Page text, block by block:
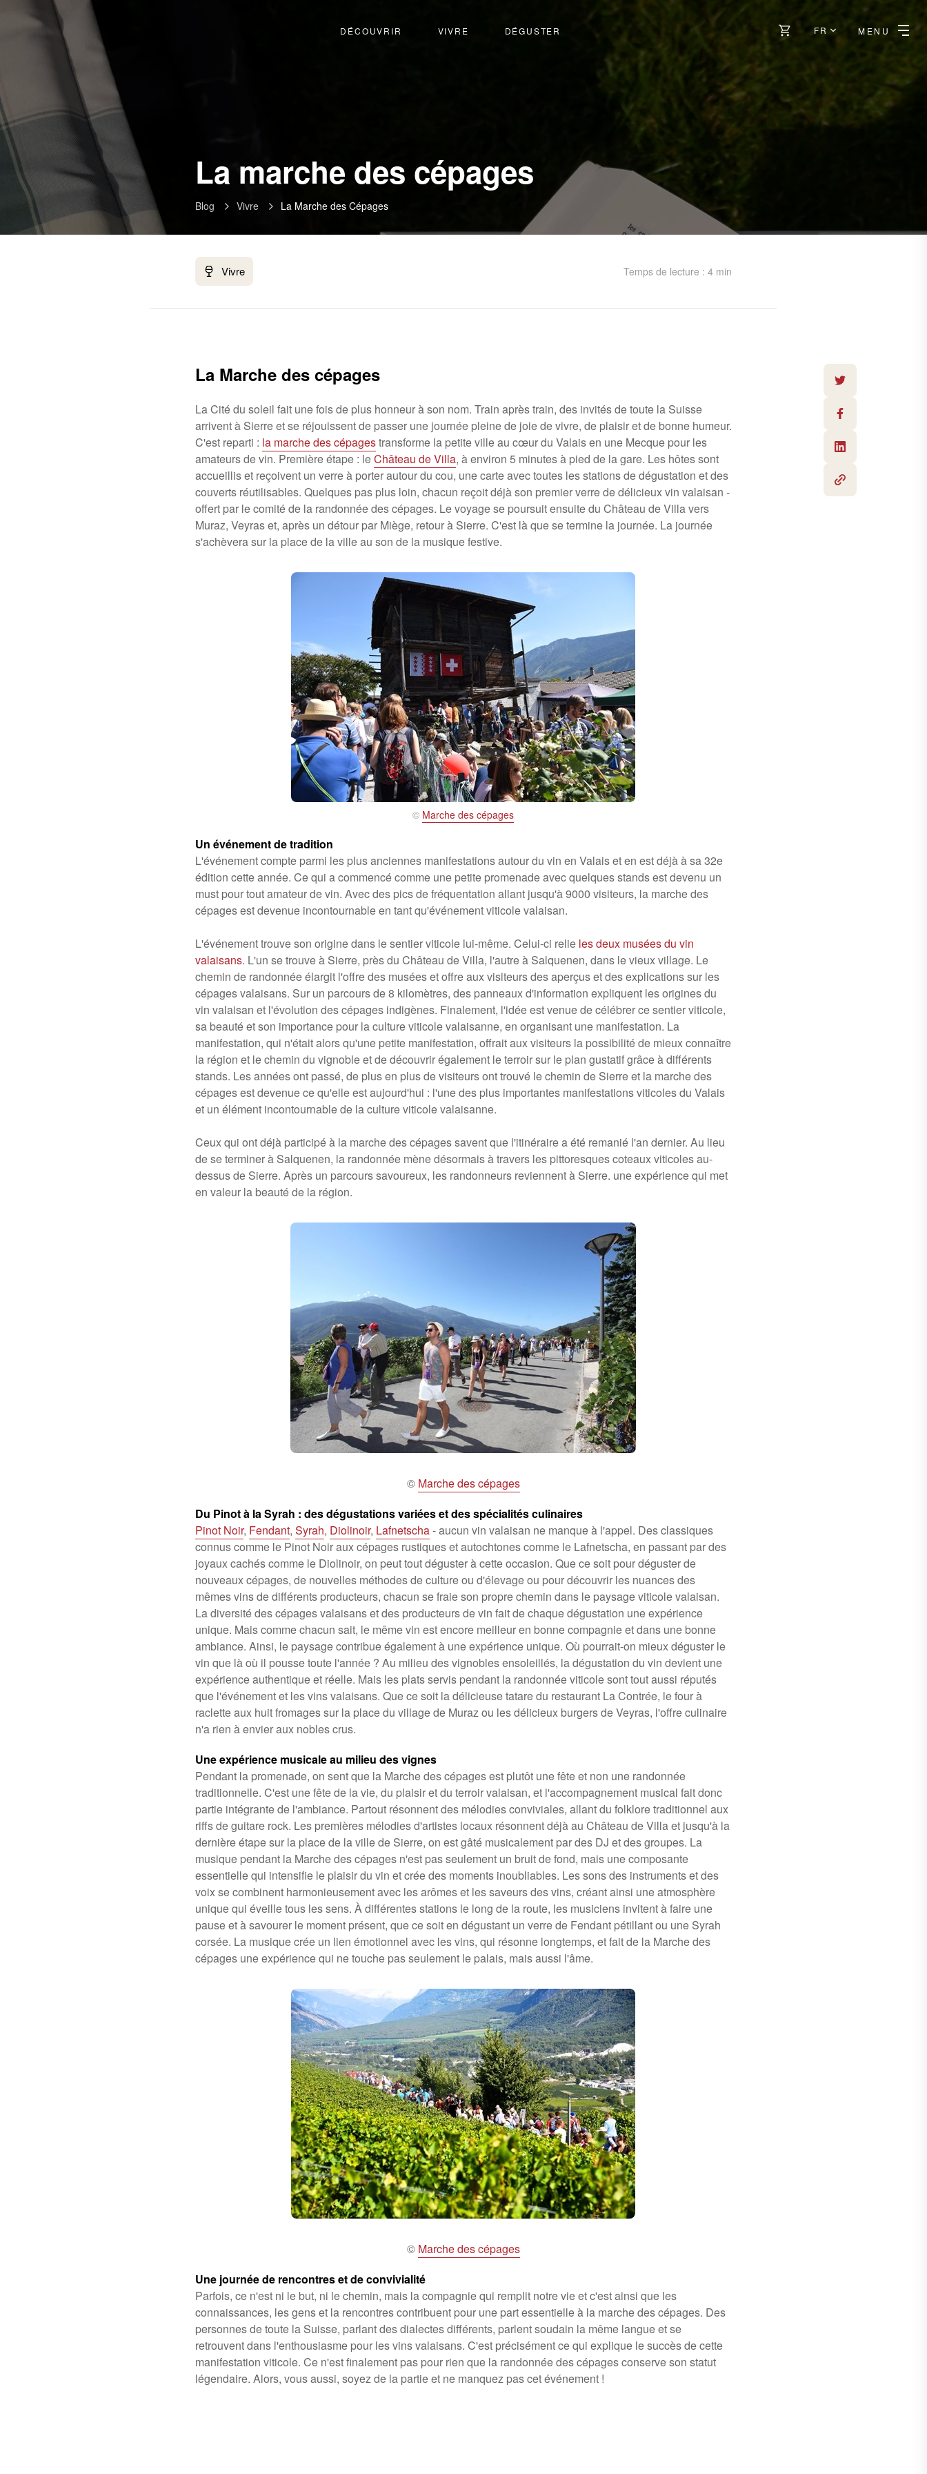
DÉCOUVRIR VIVRE DÉGUSTER FR MENU
La marche des cépages
Blog Vivre La Marche des Cépages
Vivre Temps de lecture : 4 min
La Marche des cépages
La Cité du soleil fait une fois de plus honneur à son nom. Train après train, des invités de toute la Suisse
arrivent à Sierre et se réjouissent de passer une journée pleine de joie de vivre, de plaisir et de bonne humeur.
C'est reparti : la marche des cépagestransforme la petite ville au cœur du Valais en une Mecque pour les
amateurs de vin. Première étape : leChâteau de Villa, à environ 5 minutes à pied de la gare. Les hôtes sont
accueillis et reçoivent un verre à porter autour du cou, une carte avec toutes les stations de dégustation et des
couverts réutilisables. Quelques pas plus loin, chacun reçoit déjà son premier verre de délicieux vin valaisan -
offert par le comité de la randonnée des cépages. Le voyage se poursuit ensuite du Château de Villa vers
Muraz, Veyras et, après un détour par Miège, retour à Sierre. C'est là que se termine la journée. La journée
s'achèvera sur la place de la ville au son de la musique festive.
© Marche des cépages
Un événement de tradition
L'événement compte parmi les plus anciennes manifestations autour du vin en Valais et en est déjà à sa 32e
édition cette année. Ce qui a commencé comme une petite promenade avec quelques stands est devenu un
must pour tout amateur de vin. Avec des pics de fréquentation allant jusqu'à 9000 visiteurs, la marche des
cépages est devenue incontournable en tant qu'événement viticole valaisan.
L'événement trouve son origine dans le sentier viticole lui-même. Celui-ci relie les deux musées du vin
valaisans. L'un se trouve à Sierre, près du Château de Villa, l'autre à Salquenen, dans le vieux village. Le
chemin de randonnée élargit l'offre des musées et offre aux visiteurs des aperçus et des explications sur les
cépages valaisans. Sur un parcours de 8 kilomètres, des panneaux d'information expliquent les origines du
vin valaisan et l'évolution des cépages indigènes. Finalement, l'idée est venue de célébrer ce sentier viticole,
sa beauté et son importance pour la culture viticole valaisanne, en organisant une manifestation. La
manifestation, qui n'était alors qu'une petite manifestation, offrait aux visiteurs la possibilité de mieux connaître
la région et le chemin du vignoble et de découvrir également le terroir sur le plan gustatif grâce à différents
stands. Les années ont passé, de plus en plus de visiteurs ont trouvé le chemin de Sierre et la marche des
cépages est devenue ce qu'elle est aujourd'hui : l'une des plus importantes manifestations viticoles du Valais
et un élément incontournable de la culture viticole valaisanne.
Ceux qui ont déjà participé à la marche des cépages savent que l'itinéraire a été remanié l'an dernier. Au lieu
de se terminer à Salquenen, la randonnée mène désormais à travers les pittoresques coteaux viticoles au-
dessus de Sierre. Après un parcours savoureux, les randonneurs reviennent à Sierre. une expérience qui met
en valeur la beauté de la région.
© Marche des cépages
Du Pinot à la Syrah : des dégustations variées et des spécialités culinaires
Pinot Noir, Fendant, Syrah, Diolinoir, Lafnetscha- aucun vin valaisan ne manque à l'appel. Des classiques
connus comme le Pinot Noir aux cépages rustiques et autochtones comme le Lafnetscha, en passant par des
joyaux cachés comme le Diolinoir, on peut tout déguster à cette occasion. Que ce soit pour déguster de
nouveaux cépages, de nouvelles méthodes de culture ou d'élevage ou pour découvrir les nuances des
mêmes vins de différents producteurs, chacun se fraie son propre chemin dans le paysage viticole valaisan.
La diversité des cépages valaisans et des producteurs de vin fait de chaque dégustation une expérience
unique. Mais comme chacun sait, le même vin est encore meilleur en bonne compagnie et dans une bonne
ambiance. Ainsi, le paysage contribue également à une expérience unique. Où pourrait-on mieux déguster le
vin que là où il pousse toute l'année ? Au milieu des vignobles ensoleillés, la dégustation du vin devient une
expérience authentique et réelle. Mais les plats servis pendant la randonnée viticole sont tout aussi réputés
que l'événement et les vins valaisans. Que ce soit la délicieuse tatare du restaurant La Contrée, le four à
raclette aux huit fromages sur la place du village de Muraz ou les délicieux burgers de Veyras, l'offre culinaire
n'a rien à envier aux nobles crus.
Une expérience musicale au milieu des vignes
Pendant la promenade, on sent que la Marche des cépages est plutôt une fête et non une randonnée
traditionnelle. C'est une fête de la vie, du plaisir et du terroir valaisan, et l'accompagnement musical fait donc
partie intégrante de l'ambiance. Partout résonnent des mélodies conviviales, allant du folklore traditionnel aux
riffs de guitare rock. Les premières mélodies d'artistes locaux résonnent déjà au Château de Villa et jusqu'à la
dernière étape sur la place de la ville de Sierre, on est gâté musicalement par des DJ et des groupes. La
musique pendant la Marche des cépages n'est pas seulement un bruit de fond, mais une composante
essentielle qui intensifie le plaisir du vin et crée des moments inoubliables. Les sons des instruments et des
voix se combinent harmonieusement avec les arômes et les saveurs des vins, créant ainsi une atmosphère
unique qui éveille tous les sens. À différentes stations le long de la route, les musiciens invitent à faire une
pause et à savourer le moment présent, que ce soit en dégustant un verre de Fendant pétillant ou une Syrah
corsée. La musique crée un lien émotionnel avec les vins, qui résonne longtemps, et fait de la Marche des
cépages une expérience qui ne touche pas seulement le palais, mais aussi l'âme.
© Marche des cépages
Une journée de rencontres et de convivialité
Parfois, ce n'est ni le but, ni le chemin, mais la compagnie qui remplit notre vie et c'est ainsi que les
connaissances, les gens et la rencontres contribuent pour une part essentielle à la marche des cépages. Des
personnes de toute la Suisse, parlant des dialectes différents, parlent soudain la même langue et se
retrouvent dans l'enthousiasme pour les vins valaisans. C'est précisément ce qui explique le succès de cette
manifestation viticole. Ce n'est finalement pas pour rien que la randonnée des cépages conserve son statut
légendaire. Alors, vous aussi, soyez de la partie et ne manquez pas cet événement !